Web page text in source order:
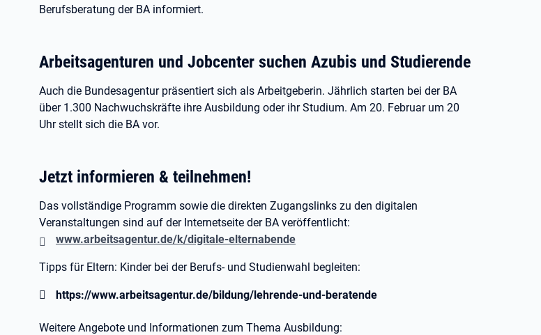
Berufsberatung der BA informiert.
Arbeitsagenturen und Jobcenter suchen Azubis und Studierende
Auch die Bundesagentur präsentiert sich als Arbeitgeberin. Jährlich starten bei der BA
über 1.300 Nachwuchskräfte ihre Ausbildung oder ihr Studium. Am 20. Februar um 20
Uhr stellt sich die BA vor.
Jetzt informieren & teilnehmen!
Das vollständige Programm sowie die direkten Zugangslinks zu den digitalen
Veranstaltungen sind auf der Internetseite der BA veröffentlicht:
www.arbeitsagentur.de/k/digitale-elternabende
Tipps für Eltern: Kinder bei der Berufs- und Studienwahl begleiten:
https://www.arbeitsagentur.de/bildung/lehrende-und-beratende
Weitere Angebote und Informationen zum Thema Ausbildung: